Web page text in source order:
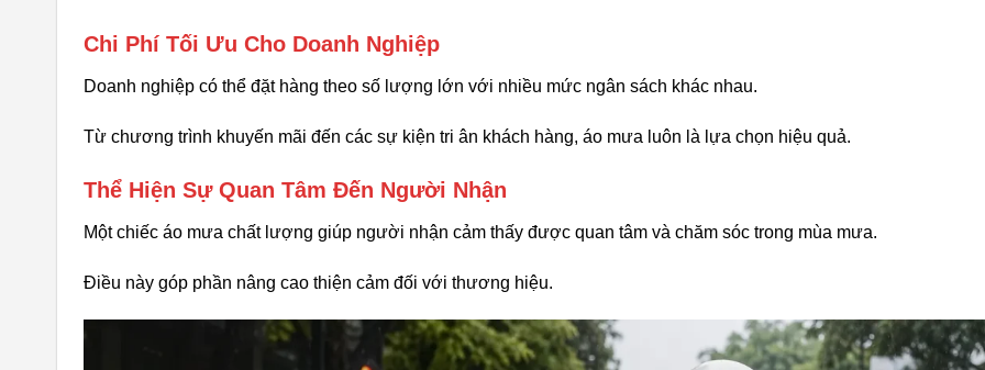
Chi Phí Tối Ưu Cho Doanh Nghiệp
Doanh nghiệp có thể đặt hàng theo số lượng lớn với nhiều mức ngân sách khác nhau.
Từ chương trình khuyến mãi đến các sự kiện tri ân khách hàng, áo mưa luôn là lựa chọn hiệu quả.
Thể Hiện Sự Quan Tâm Đến Người Nhận
Một chiếc áo mưa chất lượng giúp người nhận cảm thấy được quan tâm và chăm sóc trong mùa mưa.
Điều này góp phần nâng cao thiện cảm đối với thương hiệu.